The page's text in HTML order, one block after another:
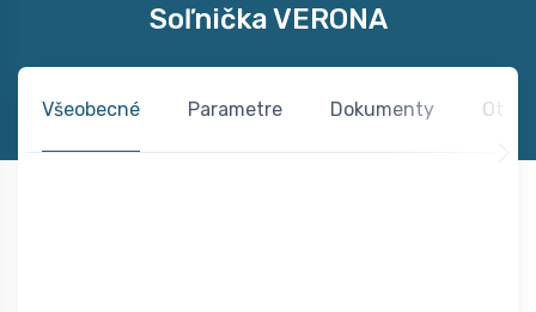
Soľnička VERONA
Všeobecné Parametre Dokumenty